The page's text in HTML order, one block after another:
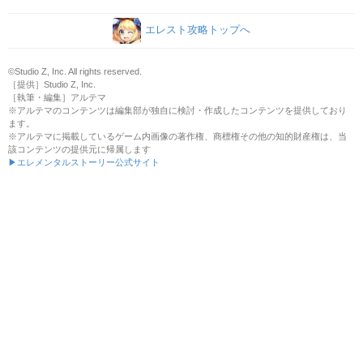
エレスト攻略トップへ
©Studio Z, Inc. All rights reserved.
［提供］Studio Z, Inc.
［執筆・編集］アルテマ
※アルテマのコンテンツは編集部が独自に検討・作成したコンテンツを提供しており
ます。
※アルテマに掲載しているゲーム内画像の著作権、商標権その他の知的財産権は、当
該コンテンツの提供元に帰属します
▶エレメンタルストーリー公式サイト